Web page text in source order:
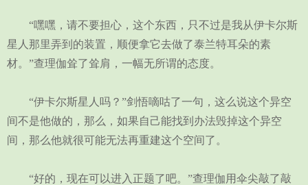
“嘿嘿，请不要担心，这个东西，只不过是我从伊卡尔斯
星人那里弄到的装置，顺便拿它去做了泰兰特耳朵的素
材。”查理伽耸了耸肩，一幅无所谓的态度。
“伊卡尔斯星人吗？”剑悟嘀咕了一句，这么说这个异空
间不是他做的，那么，如果自己能找到办法毁掉这个异空
间，那么他就很可能无法再重建这个空间了。
“好的，现在可以进入正题了吧。”查理伽用伞尖敲了敲